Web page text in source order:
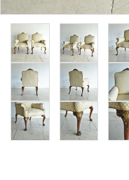
特定商取引法について
お問い合わせ